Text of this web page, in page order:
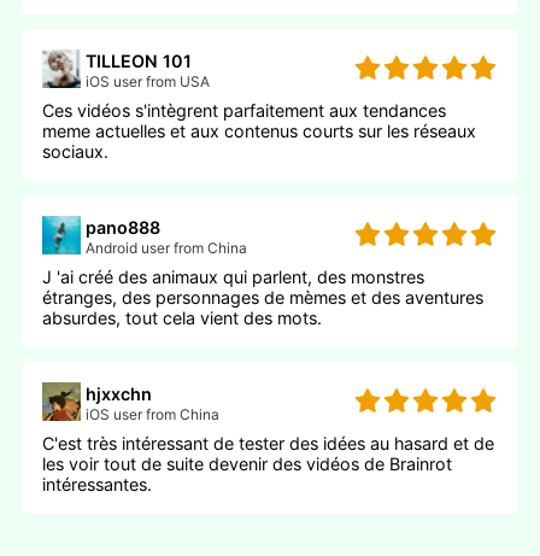
TILLEON 101
iOS user from USA
Ces vidéos s'intègrent parfaitement aux tendances
meme actuelles et aux contenus courts sur les réseaux
sociaux.
pano888
Android user from China
J 'ai créé des animaux qui parlent, des monstres
étranges, des personnages de mèmes et des aventures
absurdes, tout cela vient des mots.
hjxxchn
iOS user from China
C'est très intéressant de tester des idées au hasard et de
les voir tout de suite devenir des vidéos de Brainrot
intéressantes.